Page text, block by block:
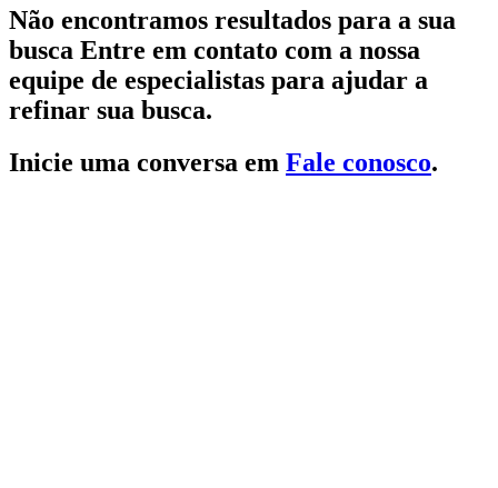
Não encontramos resultados para a sua
busca Entre em contato com a nossa
equipe de especialistas para ajudar a
refinar sua busca.
Inicie uma conversa em Fale conosco.